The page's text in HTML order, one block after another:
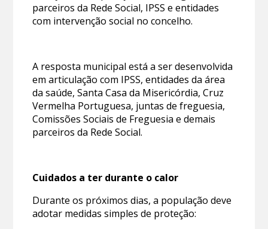
parceiros da Rede Social, IPSS e entidades
com intervenção social no concelho.
A resposta municipal está a ser desenvolvida
em articulação com IPSS, entidades da área
da saúde, Santa Casa da Misericórdia, Cruz
Vermelha Portuguesa, juntas de freguesia,
Comissões Sociais de Freguesia e demais
parceiros da Rede Social.
Cuidados a ter durante o calor
Durante os próximos dias, a população deve
adotar medidas simples de proteção: